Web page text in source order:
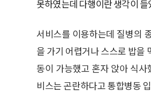
못하였는데 다행이란 생각이 들
서비스를 이용하는데 질병의
을 가기 어렵거나 스스로 밥을
동이 가능했고 혼자 앉아 식
비스는 곤란하다고 통합병동